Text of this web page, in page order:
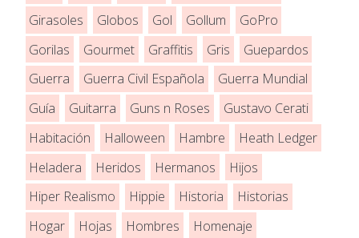
Girasoles
Globos Gol Gollum
GoPro
Gorilas
Gourmet Graffitis Gris
Guepardos
Guerra
Guerra Civil Española
Guerra Mundial
Guía
Guitarra Guns n Roses
Gustavo Cerati
Habitación
Halloween Hambre
Heath Ledger
Heladera
Heridos Hermanos
Hijos
Hiper Realismo
Hippie Historia
Historias
Hogar
Hojas Hombres
Homenaje